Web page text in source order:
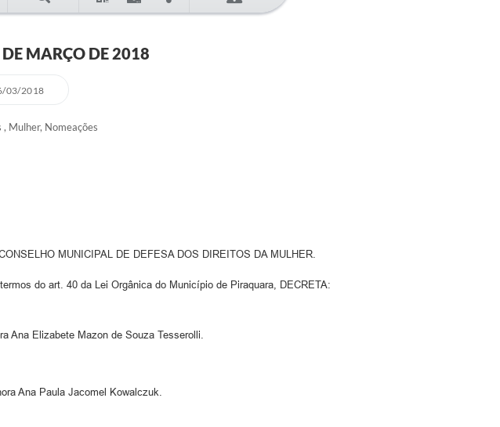
MARÇO DE 2018
03/2018
Mulher, Nomeações
MUNICIPAL DE DEFESA DOS DIREITOS DA MULHER.
do art. 40 da Lei Orgânica do Município de Piraquara, DECRETA:
Ana Elizabete Mazon de Souza Tesserolli.
Ana Paula Jacomel Kowalczuk.